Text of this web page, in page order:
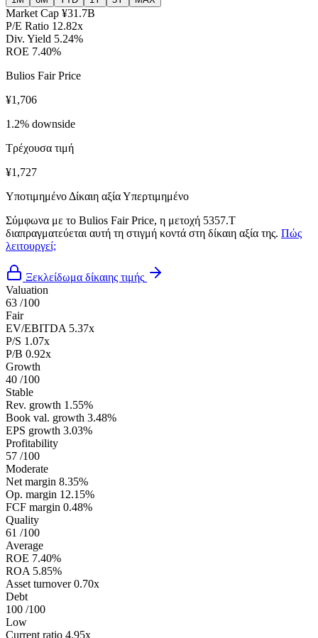
Market Cap ¥31.7B
P/E Ratio 12.82x
Div. Yield 5.24%
ROE 7.40%
Bulios Fair Price
¥1,706
1.2% downside
Τρέχουσα τιμή
¥1,727
Υποτιμημένο Δίκαιη αξίαΥπερτιμημένο
Σύμφωνα με το Bulios Fair Price, η μετοχή 5357.T
διαπραγματεύεται αυτή τη στιγμή κοντά στη δίκαιη αξία της. Πώς
λειτουργεί;
Ξεκλείδωμα δίκαιης τιμής
Valuation
63 /100
Fair
EV/EBITDA 5.37x
P/S 1.07x
P/B 0.92x
Growth
40 /100
Stable
Rev. growth 1.55%
Book val. growth 3.48%
EPS growth 3.03%
Profitability
57 /100
Moderate
Net margin 8.35%
Op. margin 12.15%
FCF margin 0.48%
Quality
61 /100
Average
ROE 7.40%
ROA 5.85%
Asset turnover 0.70x
Debt
100 /100
Low
Current ratio 4.95x